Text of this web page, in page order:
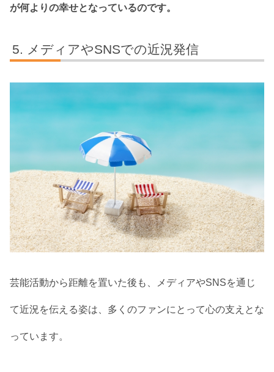
が何よりの幸せとなっているのです。
メディアやSNSでの近況発信
芸能活動から距離を置いた後も、メディアやSNSを通じ
て近況を伝える姿は、多くのファンにとって心の支えとな
っています。